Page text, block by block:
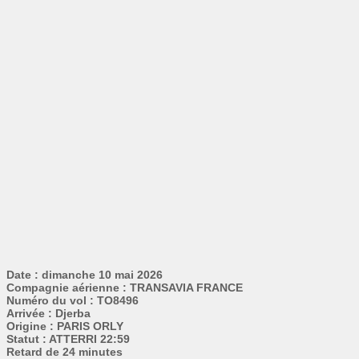
Date : dimanche 10 mai 2026
Compagnie aérienne : TRANSAVIA FRANCE
Numéro du vol : TO8496
Arrivée : Djerba
Origine : PARIS ORLY
Statut : ATTERRI 22:59
Retard de 24 minutes